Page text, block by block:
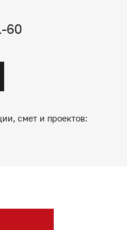
60
смет и проектов: